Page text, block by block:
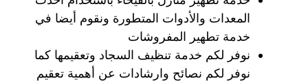
المعدات والأدوات المتطورة ونقوم أيضا في
خدمة تطهير المفروشات
نوفر لكم خدمة تنظيف السجاد وتعقيمها كما
نوفر لكم نصائح وارشادات عن أهمية تعقيم